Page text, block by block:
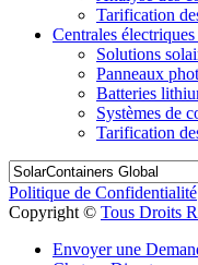
Tarification
Centrales
Solutions
Panneaux
Batteries
Systèmes de
Tarification
Politique de Confidentialité
Copyright © Tous Droits
Envoyer une